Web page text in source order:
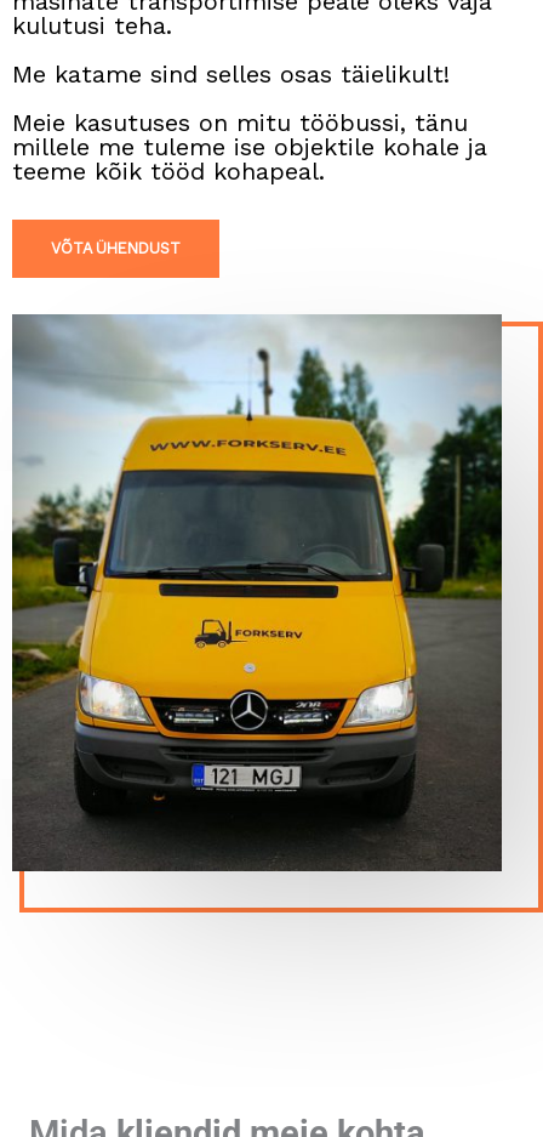
kulutusi teha.
Me katame sind selles osas täielikult!
Meie kasutuses on mitu tööbussi, tänu
millele me tuleme ise objektile kohale ja
teeme kõik tööd kohapeal.
VÕTA ÜHENDUST